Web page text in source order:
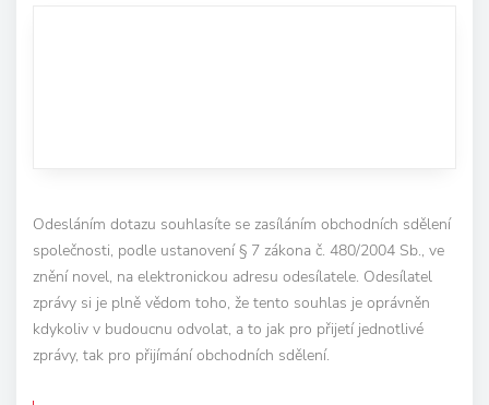
Odesláním dotazu souhlasíte se zasíláním obchodních sdělení
společnosti, podle ustanovení § 7 zákona č. 480/2004 Sb., ve
znění novel, na elektronickou adresu odesílatele. Odesílatel
zprávy si je plně vědom toho, že tento souhlas je oprávněn
kdykoliv v budoucnu odvolat, a to jak pro přijetí jednotlivé
zprávy, tak pro přijímání obchodních sdělení.